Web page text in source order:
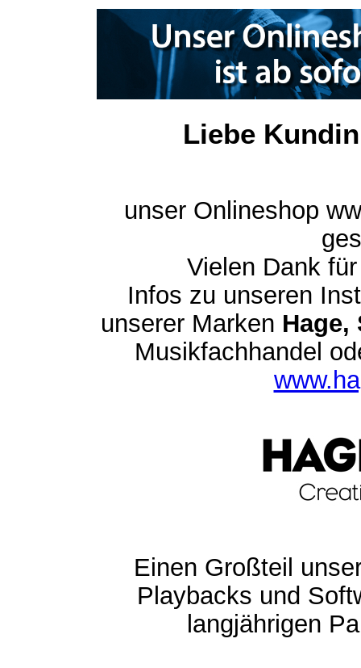
Liebe
unser Onlineshop
Vielen Dank
Infos zu unseren
unserer Marken Hage,
Musikfachhandel
Einen Großteil
Playbacks und
langjährigen